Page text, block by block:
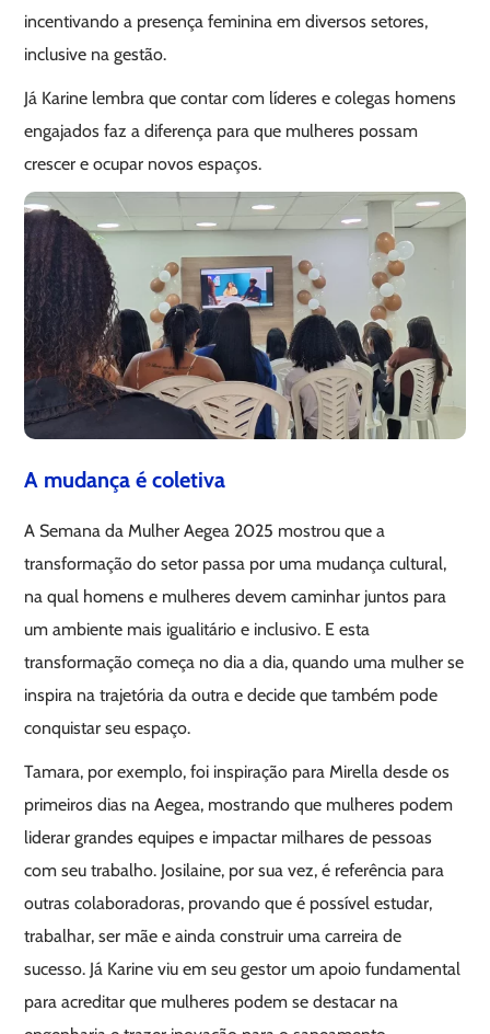
incentivando a presença feminina em diversos setores,
inclusive na gestão.
Já Karine lembra que contar com líderes e colegas homens
engajados faz a diferença para que mulheres possam
crescer e ocupar novos espaços.
A mudança é coletiva
A Semana da Mulher Aegea 2025 mostrou que a
transformação do setor passa por uma mudança cultural,
na qual homens e mulheres devem caminhar juntos para
um ambiente mais igualitário e inclusivo. E esta
transformação começa no dia a dia, quando uma mulher se
inspira na trajetória da outra e decide que também pode
conquistar seu espaço.
Tamara, por exemplo, foi inspiração para Mirella desde os
primeiros dias na Aegea, mostrando que mulheres podem
liderar grandes equipes e impactar milhares de pessoas
com seu trabalho. Josilaine, por sua vez, é referência para
outras colaboradoras, provando que é possível estudar,
trabalhar, ser mãe e ainda construir uma carreira de
sucesso. Já Karine viu em seu gestor um apoio fundamental
para acreditar que mulheres podem se destacar na